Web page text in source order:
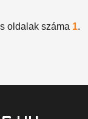
oldalak száma 1.